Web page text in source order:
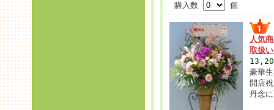
購入数 個
人気
取扱
豪華
開店
丹念